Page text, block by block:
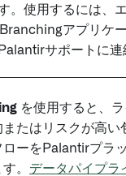
。使用するには、
アプリケ
サポートに連
を使用すると、
たはリスクが高い
ローをPalantirプラ
。 データパイプラ